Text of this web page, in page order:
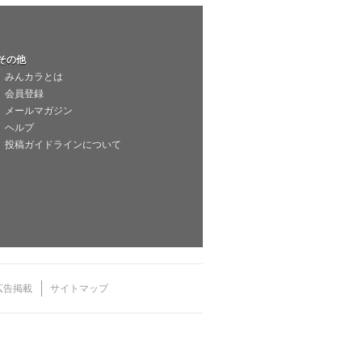
の他
みんカラとは
会員登録
メールマガジン
ヘルプ
投稿ガイドラインについて
告掲載 サイトマップ